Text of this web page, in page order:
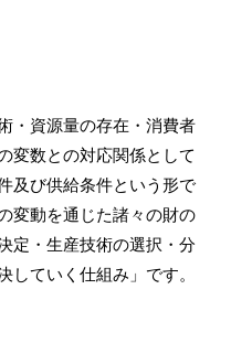
・資源量の存在・消費者
変数との対応関係として
及び供給条件という形で
変動を通じた諸々の財の
定・生産技術の選択・分
していく仕組み」です。